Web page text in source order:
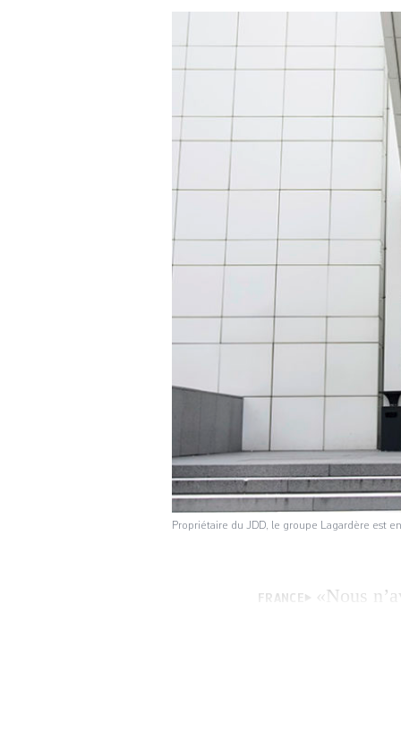
Propriétaire du JDD, le groupe Lagardère est
FRANCE
«Nous